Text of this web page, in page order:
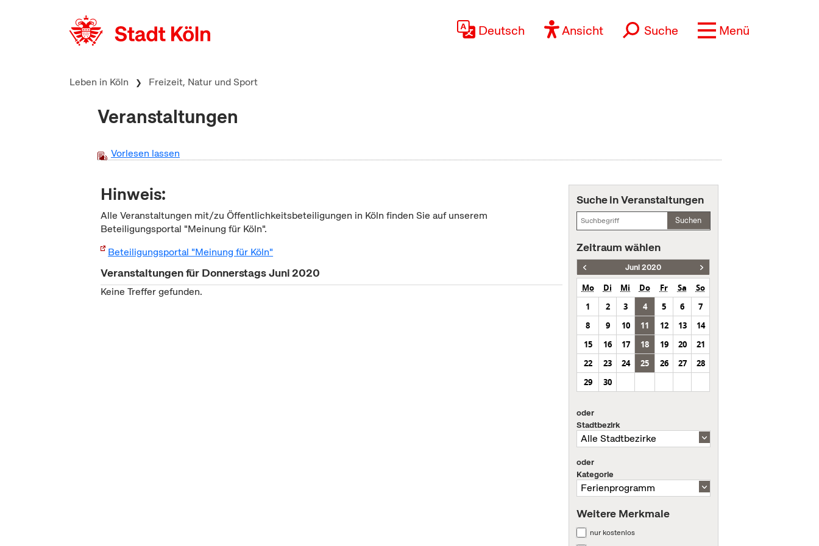
Deutsch Ansicht Suche Menü
Leben in Köln Freizeit, Natur und Sport
Veranstaltungen
Vorlesen lassen
Hinweis:
Alle Veranstaltungen mit/zu Öffentlichkeitsbeteiligungen in Köln finden Sie auf unserem
Beteiligungsportal "Meinung für Köln".
Beteiligungsportal "Meinung für Köln"
Veranstaltungen für Donnerstags Juni 2020
Keine Treffer gefunden.
Suche in Veranstaltungen
Suchen
Zeitraum wählen
Juni 2020
Mo Di Mi Do Fr Sa
So
1
2 3 4 5 6
7
8
9 10 11 12 13
14
15
16 17 18 19 20
21
22
23 24 25 26 27
28
29
30
oder
Stadtbezirk
oder
Kategorie
Weitere Merkmale
nur kostenlos